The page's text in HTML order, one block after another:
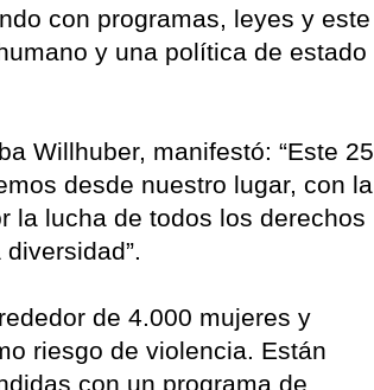
con programas, leyes y este
y una política de estado
Willhuber, manifestó: “Este 25
desde nuestro lugar, con la
la lucha de todos los derechos
de 4.000 mujeres y
riesgo de violencia. Están
con un programa de